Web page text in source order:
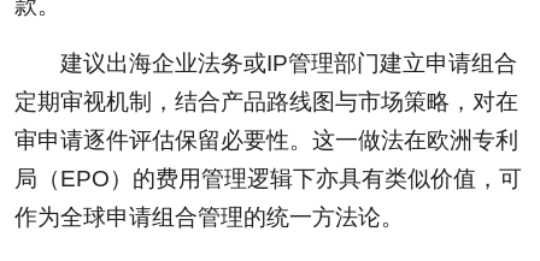
款。
建议出海企业法务或IP管理部门建立申请组合
定期审视机制，结合产品路线图与市场策略，对在
审申请逐件评估保留必要性。这一做法在欧洲专利
局（EPO）的费用管理逻辑下亦具有类似价值，可
作为全球申请组合管理的统一方法论。